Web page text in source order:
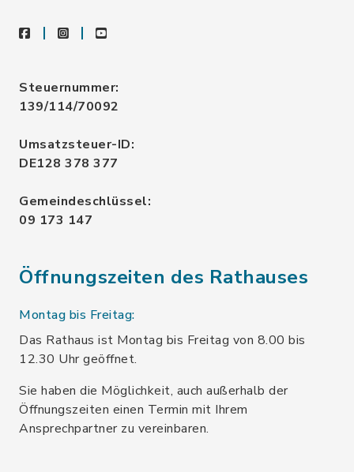
facebookinstagramyoutube
Steuernummer:
139/114/70092
Umsatzsteuer-ID:
DE128 378 377
Gemeindeschlüssel:
09 173 147
Öffnungszeiten des Rathauses
Montag bis Freitag:
Das Rathaus ist Montag bis Freitag von 8.00 bis
12.30 Uhr geöffnet.
Sie haben die Möglichkeit, auch außerhalb der
Öffnungszeiten einen Termin mit Ihrem
Ansprechpartner zu vereinbaren.